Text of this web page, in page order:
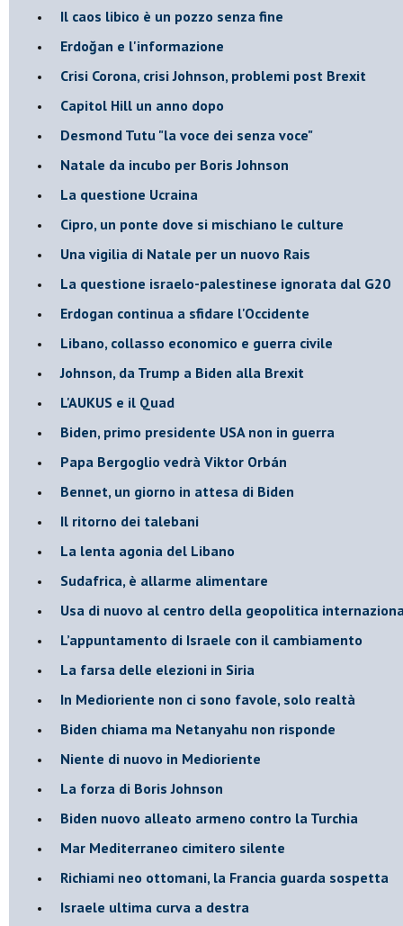
​Il caos libico è un pozzo senza fine
Erdoğan e l'informazione
Crisi Corona, crisi Johnson, problemi post Brexit
Capitol Hill un anno dopo
Desmond Tutu "la voce dei senza voce"
Natale da incubo per Boris Johnson
La questione Ucraina
Cipro, un ponte dove si mischiano le culture
Una vigilia di Natale per un nuovo Rais
La questione israelo-palestinese ignorata dal G20
Erdogan continua a sfidare l'Occidente
Libano, collasso economico e guerra civile
Johnson, da Trump a Biden alla Brexit
L'AUKUS e il Quad
Biden, primo presidente USA non in guerra
Papa Bergoglio vedrà Viktor Orbán
Bennet, un giorno in attesa di Biden
Il ritorno dei talebani
​La lenta agonia del Libano
Sudafrica, è allarme alimentare
Usa di nuovo al centro della geopolitica
L’appuntamento di Israele con il cambiamento
La farsa delle elezioni in Siria
In Medioriente non ci sono favole, solo realtà
Biden chiama ma Netanyahu non risponde
Niente di nuovo in Medioriente
La forza di Boris Johnson
Biden nuovo alleato armeno contro la Turchia
Mar Mediterraneo cimitero silente
Richiami neo ottomani, la Francia guarda sospetta
Israele ultima curva a destra